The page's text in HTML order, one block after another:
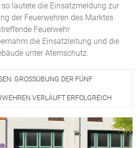
lautete die Einsatzmeldung zur
der Feuerwehren des Marktes
Feuerwehr
die Einsatzleitung und die
unter Atemschutz.
GROSSÜBUNG DER FÜNF G
VERLÄUFT ERFOLGREICH